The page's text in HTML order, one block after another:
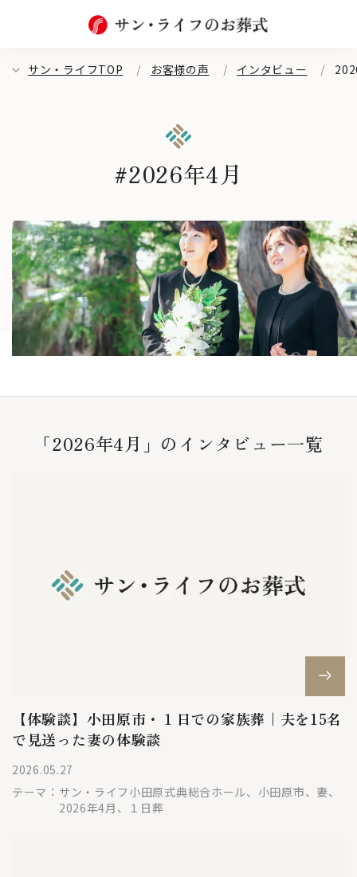
サン・ライフTOP お客様の声 インタビュー
#2026年4月
「2026年4月」のインタビュー一覧
【体験談】小田原市・１日での家族葬｜夫を15名
で見送った妻の体験談
2026.05.27
テーマ： サン・ライフ小田原式典総合ホール、小田原市、妻、
2026年4月、１日葬